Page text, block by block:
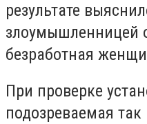
результате
злоумышленницей
безработная
При проверке
подозреваемая